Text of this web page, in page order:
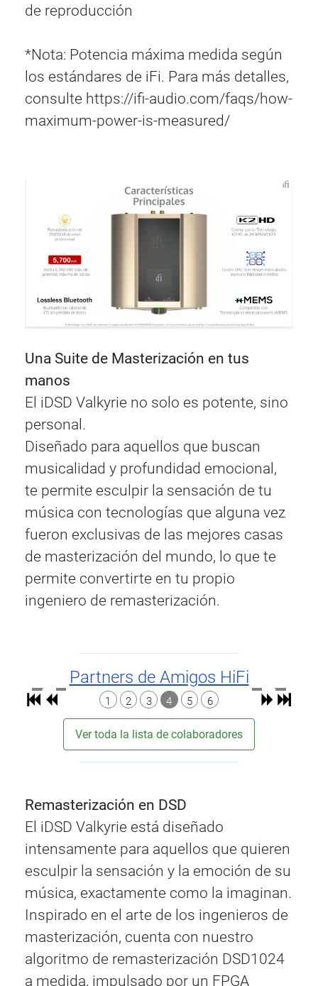
de reproducción
*Nota: Potencia máxima medida según
los estándares de iFi. Para más detalles,
consulte https://ifi-audio.com/faqs/how-
maximum-power-is-measured/
Una Suite de Masterización en tus
manos
El iDSD Valkyrie no solo es potente, sino
personal.
Diseñado para aquellos que buscan
musicalidad y profundidad emocional,
te permite esculpir la sensación de tu
música con tecnologías que alguna vez
fueron exclusivas de las mejores casas
de masterización del mundo, lo que te
permite convertirte en tu propio
ingeniero de remasterización.
Partners de Amigos HiFi
1 2 3 4 5 6
Ver toda la lista de colaboradores
Remasterización en DSD
El iDSD Valkyrie está diseñado
intensamente para aquellos que quieren
esculpir la sensación y la emoción de su
música, exactamente como la imaginan.
Inspirado en el arte de los ingenieros de
masterización, cuenta con nuestro
algoritmo de remasterización DSD1024
a medida, impulsado por un FPGA